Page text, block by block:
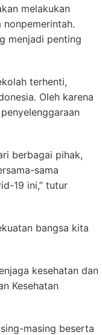
melakukan
menjadi penting
terhenti,
Oleh karena
berbagai pihak,
sama
19 ini,” tutur
bangsa kita
kesehatan dan
Kesehatan
masing beserta